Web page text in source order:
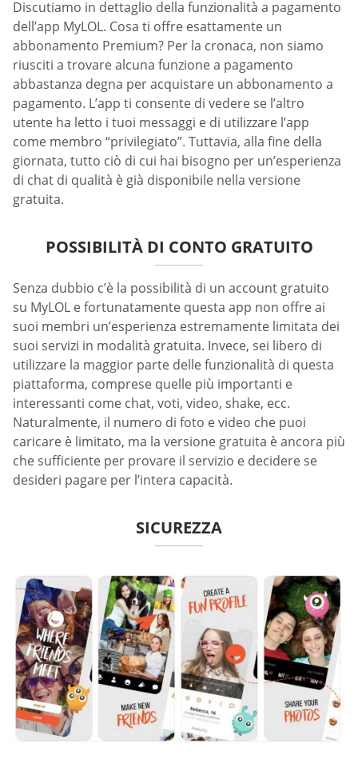
Discutiamo in dettaglio della funzionalità a pagamento
dell’app MyLOL. Cosa ti offre esattamente un
abbonamento Premium? Per la cronaca, non siamo
riusciti a trovare alcuna funzione a pagamento
abbastanza degna per acquistare un abbonamento a
pagamento. L’app ti consente di vedere se l’altro
utente ha letto i tuoi messaggi e di utilizzare l’app
come membro “privilegiato”. Tuttavia, alla fine della
giornata, tutto ciò di cui hai bisogno per un’esperienza
di chat di qualità è già disponibile nella versione
gratuita.
POSSIBILITÀ DI CONTO GRATUITO
Senza dubbio c’è la possibilità di un account gratuito
su MyLOL e fortunatamente questa app non offre ai
suoi membri un’esperienza estremamente limitata dei
suoi servizi in modalità gratuita. Invece, sei libero di
utilizzare la maggior parte delle funzionalità di questa
piattaforma, comprese quelle più importanti e
interessanti come chat, voti, video, shake, ecc.
Naturalmente, il numero di foto e video che puoi
caricare è limitato, ma la versione gratuita è ancora più
che sufficiente per provare il servizio e decidere se
desideri pagare per l’intera capacità.
SICUREZZA